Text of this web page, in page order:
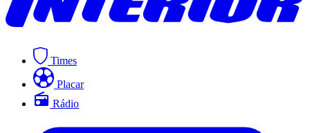
Times
Placar
Rádio